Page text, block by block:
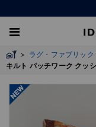
> ラグ・ファブリック
キルト パッチワーク クッ